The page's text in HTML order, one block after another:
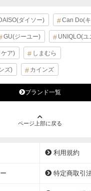
ダイソー) Can Do(
GU(ジーユー) UNIQLO(ユ
ケア) しまむら
ズ) カインズ
ブランド一覧
ページ上部に戻る
利用規約
特定商取引